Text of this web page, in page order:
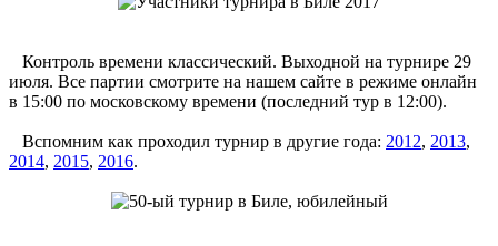
Контроль времени классический. Выходной на турнире 29
июля. Все партии смотрите на нашем сайте в режиме онлайн
в 15:00 по московскому времени (последний тур в 12:00).
Вспомним как проходил турнир в другие года: 2012, 2013,
2014, 2015, 2016.